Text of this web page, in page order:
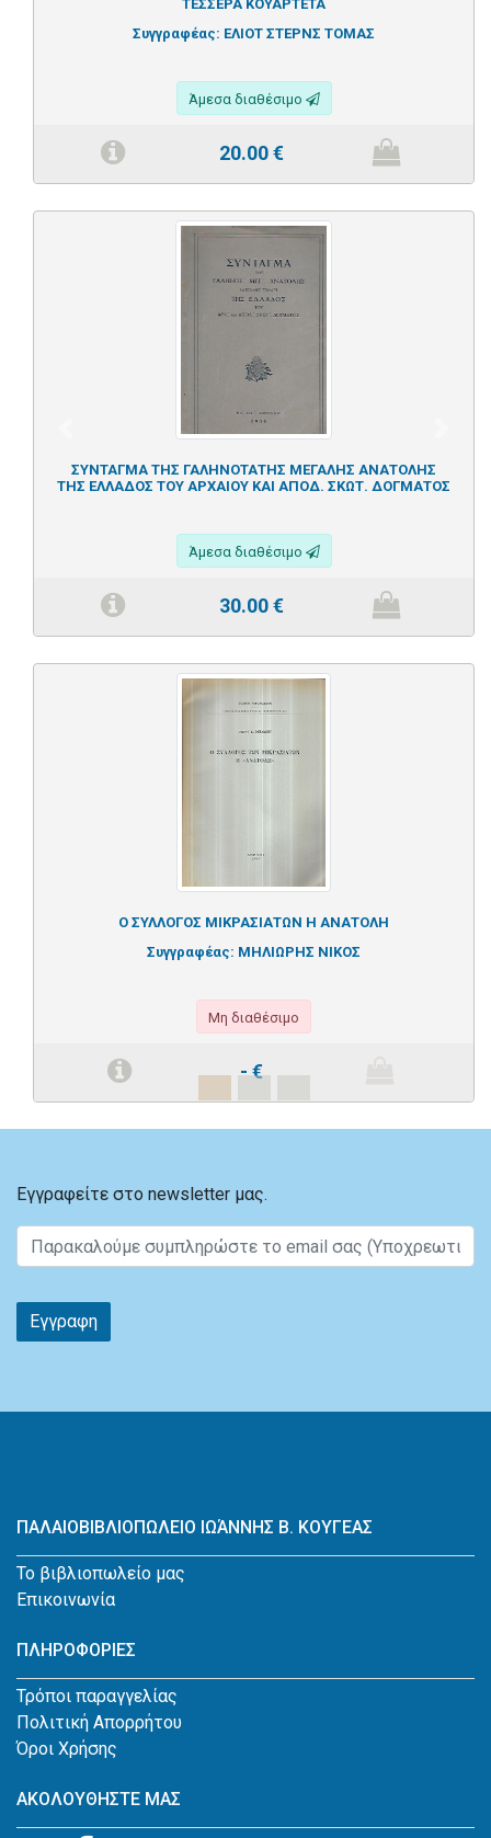
ΤΕΣΣΕΡΑ ΚΟΥΑΡΤΕΤΑ
Συγγραφέας: ΕΛΙΟΤ ΣΤΕΡΝΣ ΤΟΜΑΣ
Άμεσα διαθέσιμο
20.00€
ΣΥΝΤΑΓΜΑ ΤΗΣ ΓΑΛΗΝΟΤΑΤΗΣ ΜΕΓΑΛΗΣ ΑΝΑΤΟΛΗΣ
ΤΗΣ ΕΛΛΑΔΟΣ ΤΟΥ ΑΡΧΑΙΟΥ ΚΑΙ ΑΠΟΔ. ΣΚΩΤ. ΔΟΓΜΑΤΟΣ
Άμεσα διαθέσιμο
30.00€
Ο ΣΥΛΛΟΓΟΣ ΜΙΚΡΑΣΙΑΤΩΝ Η ΑΝΑΤΟΛΗ
Συγγραφέας: ΜΗΛΙΩΡΗΣ ΝΙΚΟΣ
Μη διαθέσιμο
- €
Εγγραφείτε στο newsletter μας.
Εγγραφη
ΠΑΛΑΙΟΒΙΒΛΙΟΠΩΛΕΙΟ ΙΩΆΝΝΗΣ Β. ΚΟΥΓΕΑΣ
Το βιβλιοπωλείο μας
Επικοινωνία
ΠΛΗΡΟΦΟΡΙΕΣ
Τρόποι παραγγελίας
Πολιτική Απορρήτου
Όροι Χρήσης
ΑΚΟΛΟΥΘΗΣΤΕ ΜΑΣ